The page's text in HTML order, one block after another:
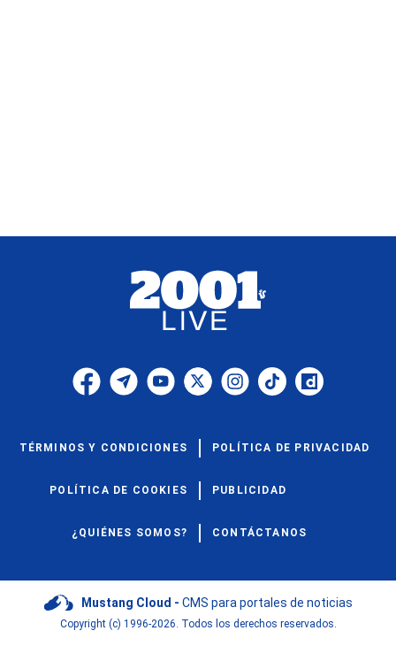
TÉRMINOS Y CONDICIONES POLÍTICA DE PRIVACIDAD
POLÍTICA DE COOKIES PUBLICIDAD
¿QUIÉNES SOMOS? CONTÁCTANOS
Mustang Cloud - CMS para portales de noticias
Copyright (c) 1996-2026. Todos los derechos reservados.